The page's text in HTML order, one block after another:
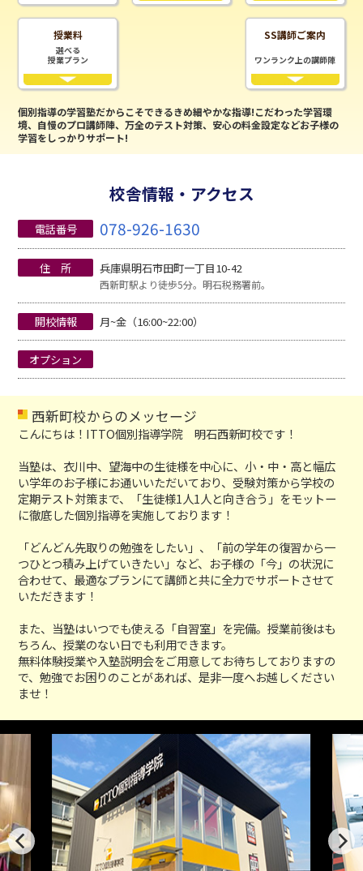
授業料
選べる
授業プラン
SS講師ご案内
ワンランク上の講師陣
個別指導の学習塾だからこそできるきめ細やかな指導!こだわった学習環
境、自慢のプロ講師陣、万全のテスト対策、安心の料金設定などお子様の
学習をしっかりサポート!
校舎情報・アクセス
電話番号 078-926-1630
住 所 兵庫県明石市田町一丁目10-42
西新町駅より徒歩5分。明石税務署前。
開校情報 月~金（16:00~22:00）
オプション
西新町校からのメッセージ
こんにちは！ITTO個別指導学院 明石西新町校です！
当塾は、衣川中、望海中の生徒様を中心に、小・中・高と幅広
い学年のお子様にお通いいただいており、受験対策から学校の
定期テスト対策まで、「生徒様1人1人と向き合う」をモットー
に徹底した個別指導を実施しております！
「どんどん先取りの勉強をしたい」、「前の学年の復習から一
つひとつ積み上げていきたい」など、お子様の「今」の状況に
合わせて、最適なプランにて講師と共に全力でサポートさせて
いただきます！
また、当塾はいつでも使える「自習室」を完備。授業前後はも
ちろん、授業のない日でも利用できます。
無料体験授業や入塾説明会をご用意してお待ちしておりますの
で、勉強でお困りのことがあれば、是非一度へお越しください
ませ！